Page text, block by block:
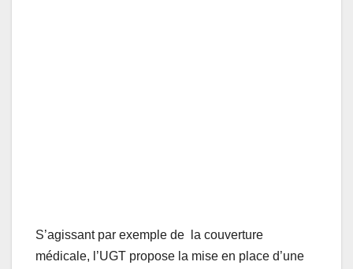
S’agissant par exemple de la couverture
médicale, l’UGT propose la mise en place d’une